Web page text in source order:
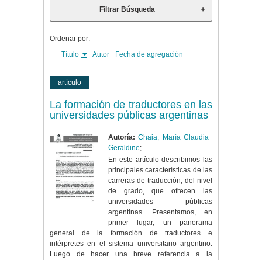
Filtrar Búsqueda
Ordenar por:
Título
Autor Fecha de agregación
artículo
La formación de traductores en las
universidades públicas argentinas
Autoría: Chaia, María Claudia
Geraldine;
En este artículo describimos las
principales características de las
carreras de traducción, del nivel
de grado, que ofrecen las
universidades públicas
argentinas. Presentamos, en
primer lugar, un panorama
general de la formación de traductores e
intérpretes en el sistema universitario argentino.
Luego de hacer una breve referencia a la